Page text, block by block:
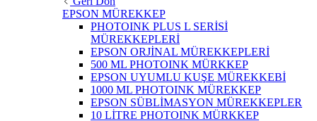
EPSON MÜREKKEP
PHOTOINK PLUS L SERİSİ
MÜREKKEPLERİ
EPSON ORJİNAL MÜREKKEPLERİ
500 ML PHOTOINK MÜRKKEP
EPSON UYUMLU KUŞE MÜREKKEBİ
1000 ML PHOTOINK MÜREKKEP
EPSON SÜBLİMASYON MÜREKKEPLER
10 LİTRE PHOTOINK MÜRKKEP